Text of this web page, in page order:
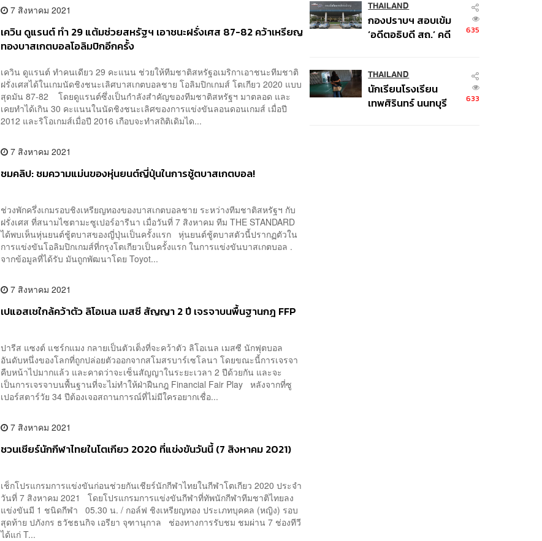
7 สิงหาคม 2021
เควิน ดูแรนต์ ทำ 29 แต้มช่วยสหรัฐฯ เอาชนะฝรั่งเศส 87-82 คว้าเหรียญ
ทองบาสเกตบอลโอลิมปิกอีกครั้ง
เควิน ดูแรนต์ ทำคนเดียว 29 คะแนน ช่วยให้ทีมชาติสหรัฐอเมริกาเอาชนะทีมชาติ
ฝรั่งเศสได้ในเกมนัดชิงชนะเลิศบาสเกตบอลชาย โอลิมปิกเกมส์ โตเกียว 2020 แบบ
สุดมัน 87-82 โดยดูแรนต์ซึ่งเป็นกำลังสำคัญของทีมชาติสหรัฐฯ มาตลอด และ
เคยทำได้เกิน 30 คะแนนในนัดชิงชนะเลิศของการแข่งขันลอนดอนเกมส์ เมื่อปี
2012 และริโอเกมส์เมื่อปี 2016 เกือบจะทำสถิติเดิมได...
7 สิงหาคม 2021
ชมคลิป: ชมความแม่นของหุ่นยนต์ญี่ปุ่นในการชู้ตบาสเกตบอล!
ช่วงพักครึ่งเกมรอบชิงเหรียญทองของบาสเกตบอลชาย ระหว่างทีมชาติสหรัฐฯ กับ
ฝรั่งเศส ที่สนามไซตามะซูเปอร์อารีนา เมื่อวันที่ 7 สิงหาคม ทีม THE STANDARD
ได้พบเห็นหุ่นยนต์ชู้ตบาสของญี่ปุ่นเป็นครั้งแรก หุ่นยนต์ชู้ตบาสตัวนี้ปรากฏตัวใน
การแข่งขันโอลิมปิกเกมส์ที่กรุงโตเกียวเป็นครั้งแรก ในการแข่งขันบาสเกตบอล .
จากข้อมูลที่ได้รับ มันถูกพัฒนาโดย Toyot...
7 สิงหาคม 2021
เปแอสเชใกล้คว้าตัว ลิโอเนล เมสซี สัญญา 2 ปี เจรจาบนพื้นฐานกฎ FFP
ปารีส แซงต์ แชร์กแมง กลายเป็นตัวเต็งที่จะคว้าตัว ลิโอเนล เมสซี นักฟุตบอล
อันดับหนึ่งของโลกที่ถูกปล่อยตัวออกจากสโมสรบาร์เซโลนา โดยขณะนี้การเจรจา
คืบหน้าไปมากแล้ว และคาดว่าจะเซ็นสัญญาในระยะเวลา 2 ปีด้วยกัน และจะ
เป็นการเจรจาบนพื้นฐานที่จะไม่ทำให้ฝ่าฝืนกฎ Financial Fair Play หลังจากที่ซู
เปอร์สตาร์วัย 34 ปีต้องเจอสถานการณ์ที่ไม่มีใครอยากเชื่อ...
7 สิงหาคม 2021
ชวนเชียร์นักกีฬาไทยในโตเกียว 2020 ที่แข่งขันวันนี้ (7 สิงหาคม 2021)
เช็กโปรแกรมการแข่งขันก่อนช่วยกันเชียร์นักกีฬาไทยในกีฬาโตเกียว 2020 ประจำ
วันที่ 7 สิงหาคม 2021 โดยโปรแกรมการแข่งขันกีฬาที่ทัพนักกีฬาทีมชาติไทยลง
แข่งขันมี 1 ชนิดกีฬา 05.30 น. / กอล์ฟ ชิงเหรียญทอง ประเภทบุคคล (หญิง) รอบ
สุดท้าย ปภังกร ธวัชธนกิจ เอรียา จุฑานุกาล ช่องทางการรับชม ชมผ่าน 7 ช่องทีวี
ได้แก่ T...
พิพาท ‘มาเวลล์ฯ’ ฟ้อง
‘โทน บางแค’ ผิดนัด
จ่ายหนี้-แอบระบุ
THAILAND
กองปราบฯ สอบเข้ม
‘อดีตอธิบดี สถ.’ คดี
ป.ป.ช. 12 ส.ค. นี้
635
THAILAND
นักเรียนโรงเรียน
เทพศิรินทร์ นนทบุรี
633